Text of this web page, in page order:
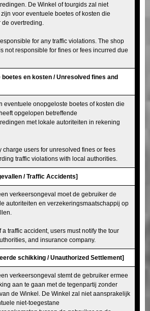
De Winkel of tourgids zal niet
voor eventuele boetes of kosten die
overtreding.
for any traffic violations. The shop
not responsible for fines or fees incurred due
boetes en kosten / Unresolved fines and
eventuele onopgeloste boetes of kosten die
opgelopen betreffende
met lokale autoriteiten in rekening
charge users for unresolved fines or fees
traffic violations with local authorities.
/ Traffic Accidents]
verkeersongeval moet de gebruiker de
autoriteiten en verzekeringsmaatschappij op
a traffic accident, users must notify the tour
and insurance company.
schikking / Unauthorized Settlement]
verkeersongeval stemt de gebruiker ermee
aan te gaan met de tegenpartij zonder
de Winkel. De Winkel zal niet aansprakelijk
niet-toegestane